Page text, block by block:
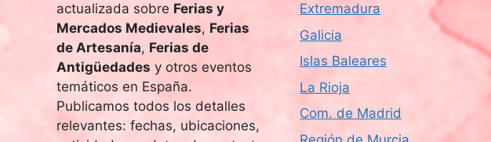
actualizada sobre Ferias y
Mercados Medievales, Ferias
de Artesanía, Ferias de
Antigüedades y otros eventos
temáticos en España.
Publicamos todos los detalles
relevantes: fechas, ubicaciones,
Extremadura
Galicia
Islas Baleares
La Rioja
Com. de Madrid